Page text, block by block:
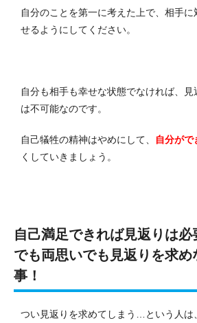
自分のことを第一に考えた上で、相手
せるようにしてください。
自分も相手も幸せな状態でなければ、見
は不可能なのです。
自己犠牲の精神はやめにして、 自分がで
くしていきましょう。
自己満足できれば見返りは
でも両思いでも見返りを求め
事！
つい見返りを求めてしまう…という人は、